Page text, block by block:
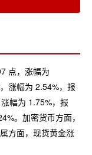
点，涨幅为
涨幅为 2.54%，报
幅为 1.75%，报
。加密货币方面，
方面，现货黄金涨